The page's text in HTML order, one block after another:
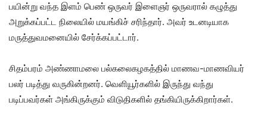
பயின்று வந்த இளம் பெண் ஒருவர் இளைஞர் ஒருவரால் கழுத்து
அறுக்கப்பட்ட நிலையில் மயங்கிச் சரிந்தார். அவர் உடனடியாக
மருத்துவமனையில் சேர்க்கப்பட்டார்.
சிதம்பரம் அண்ணாமலை பல்கலைகழகத்தில் மாணவ-மாணவியர்
பலர் படித்து வருகின்றனர். வெளியூர்களில் இருந்து வந்து
படிப்பவர்கள் அங்கிருக்கும் விடுதிகளில் தங்கியிருக்கிறார்கள்.